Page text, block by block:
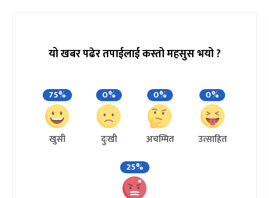
यो खबर पढेर तपाईलाई कस्तो महसुस भयो ?
75%
खुसी
0%
दुःखी
0%
अचम्मित
0%
उत्साहित
25%